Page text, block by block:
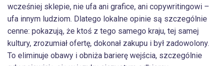
wcześniej sklepie, nie ufa ani grafice, ani copywritingowi –
ufa innym ludziom. Dlatego lokalne opinie są szczególnie
cenne: pokazują, że ktoś z tego samego kraju, tej samej
kultury, zrozumiał ofertę, dokonał zakupu i był zadowolony.
To eliminuje obawy i obniża barierę wejścia, szczególnie